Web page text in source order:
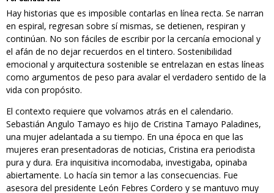
Hay historias que es imposible contarlas en línea recta. Se narran
en espiral, regresan sobre sí mismas, se detienen, respiran y
continúan. No son fáciles de escribir por la cercanía emocional y
el afán de no dejar recuerdos en el tintero. Sostenibilidad
emocional y arquitectura sostenible se entrelazan en estas líneas
como argumentos de peso para avalar el verdadero sentido de la
vida con propósito.
El contexto requiere que volvamos atrás en el calendario.
Sebastián Angulo Tamayo es hijo de Cristina Tamayo Paladines,
una mujer adelantada a su tiempo. En una época en que las
mujeres eran presentadoras de noticias, Cristina era periodista
pura y dura. Era inquisitiva incomodaba, investigaba, opinaba
abiertamente. Lo hacía sin temor a las consecuencias. Fue
asesora del presidente León Febres Cordero y se mantuvo muy